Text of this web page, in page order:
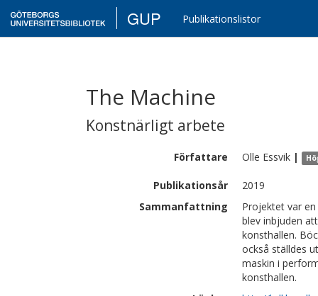
GUP Publikationslistor
The Machine
Konstnärligt arbete
Författare Olle Essvik |
Publikationsår
2019
Sammanfattning
Projektet var
blev inbjuden
konsthallen.
också ställdes
maskin i
konsthallen.